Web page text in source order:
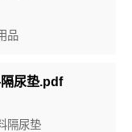
品
尿垫.pdf
隔尿垫